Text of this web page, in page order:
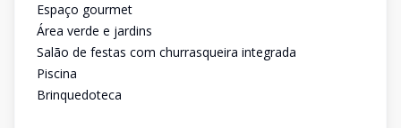
Espaço gourmet
Área verde e jardins
Salão de festas com churrasqueira integrada
Piscina
Brinquedoteca